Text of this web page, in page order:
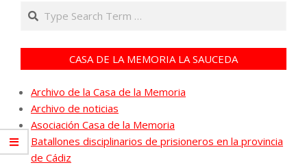
Search
CASA DE LA MEMORIA LA SAUCEDA
Archivo de la Casa de la Memoria
Archivo de noticias
Asociación Casa de la Memoria
Batallones disciplinarios de prisioneros en la provincia
de Cádiz